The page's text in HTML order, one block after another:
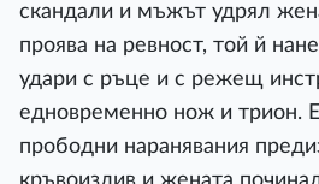
скандали и мъжът удрял
проява на ревност, той й
удари с ръце и с режещ
едновременно нож и трион.
прободни наранявания
кръвоизлив и жената